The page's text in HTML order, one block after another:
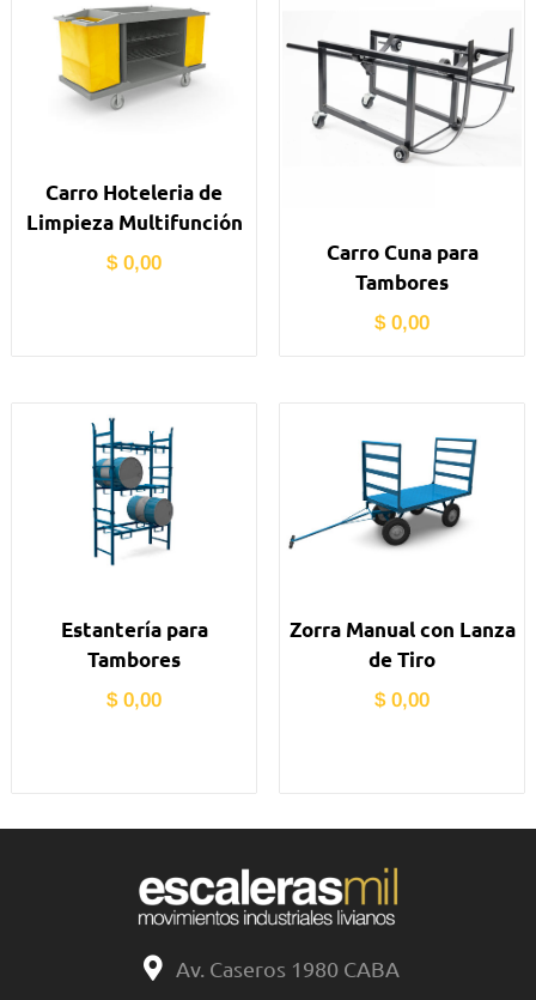
Carro Hoteleria de
Limpieza Multifunción
$0,00
Carro Cuna para
Tambores
$0,00
Estantería para
Tambores
$0,00
Zorra Manual con Lanza
de Tiro
$0,00
Av. Caseros 1980 CABA